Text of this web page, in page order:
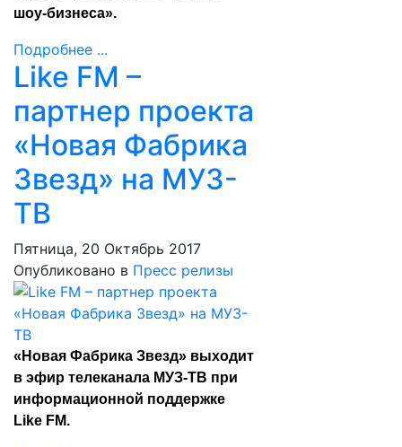
шоу-бизнеса».
Подробнее ...
Like FM –
партнер проекта
«Новая Фабрика
Звезд» на МУЗ-
ТВ
Пятница, 20 Октябрь 2017
Опубликовано в Пресс релизы
«Новая Фабрика Звезд» выходит
в эфир телеканала МУЗ-ТВ при
информационной поддержке
Like FM.